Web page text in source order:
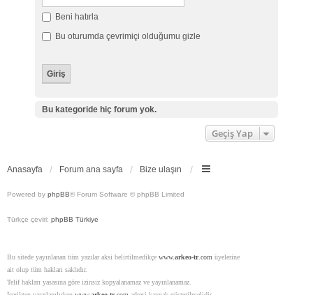
Beni hatırla
Bu oturumda çevrimiçi olduğumu gizle
Bu kategoride hiç forum yok.
Geçiş Yap
Anasayfa Forum ana sayfa Bize ulaşın
Powered by phpBB® Forum Software © phpBB Limited
Türkçe çeviri: phpBB Türkiye
Bu sitede yayınlanan tüm yazılar aksi belirtilmedikçe www.arkeo-tr.com üyelerine
ait olup tüm hakları saklıdır.
Telif hakları yasasına göre izinsiz kopyalanamaz ve yayınlanamaz.